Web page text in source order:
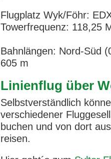
Flugplatz Wyk/Föhr:
Towerfrequenz: 118,25
Bahnlängen: Nord-Süd
605 m
Linienflug über
Selbstverständlich
verschiedener
buchen und von dort
reisen.